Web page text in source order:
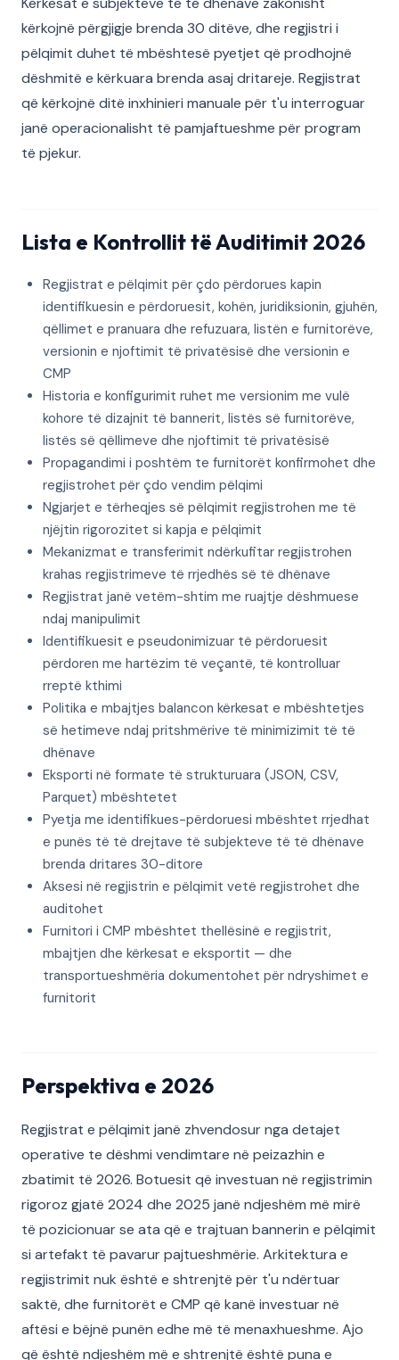
kërkojnë përgjigje brenda 30 ditëve, dhe regjistri i
pëlqimit duhet të mbështesë pyetjet që prodhojnë
dëshmitë e kërkuara brenda asaj dritareje. Regjistrat
që kërkojnë ditë inxhinieri manuale për t'u interroguar
janë operacionalisht të pamjaftueshme për program
të pjekur.
Lista e Kontrollit të Auditimit 2026
Regjistrat e pëlqimit për çdo përdorues kapin
identifikuesin e përdoruesit, kohën, juridiksionin, gjuhën,
qëllimet e pranuara dhe refuzuara, listën e furnitorëve,
versionin e njoftimit të privatësisë dhe versionin e
CMP
Historia e konfigurimit ruhet me versionim me vulë
kohore të dizajnit të bannerit, listës së furnitorëve,
listës së qëllimeve dhe njoftimit të privatësisë
Propagandimi i poshtëm te furnitorët konfirmohet dhe
regjistrohet për çdo vendim pëlqimi
Ngjarjet e tërheqjes së pëlqimit regjistrohen me të
njëjtin rigorozitet si kapja e pëlqimit
Mekanizmat e transferimit ndërkufitar regjistrohen
krahas regjistrimeve të rrjedhës së të dhënave
Regjistrat janë vetëm-shtim me ruajtje dëshmuese
ndaj manipulimit
Identifikuesit e pseudonimizuar të përdoruesit
përdoren me hartëzim të veçantë, të kontrolluar
rreptë kthimi
Politika e mbajtjes balancon kërkesat e mbështetjes
së hetimeve ndaj pritshmërive të minimizimit të të
dhënave
Eksporti në formate të strukturuara (JSON, CSV,
Parquet) mbështetet
Pyetja me identifikues-përdoruesi mbështet rrjedhat
e punës të të drejtave të subjekteve të të dhënave
brenda dritares 30-ditore
Aksesi në regjistrin e pëlqimit vetë regjistrohet dhe
auditohet
Furnitori i CMP mbështet thellësinë e regjistrit,
mbajtjen dhe kërkesat e eksportit — dhe
transportueshmëria dokumentohet për ndryshimet e
furnitorit
Perspektiva e 2026
Regjistrat e pëlqimit janë zhvendosur nga detajet
operative te dëshmi vendimtare në peizazhin e
zbatimit të 2026. Botuesit që investuan në regjistrimin
rigoroz gjatë 2024 dhe 2025 janë ndjeshëm më mirë
të pozicionuar se ata që e trajtuan bannerin e pëlqimit
si artefakt të pavarur pajtueshmërie. Arkitektura e
regjistrimit nuk është e shtrenjtë për t'u ndërtuar
saktë, dhe furnitorët e CMP që kanë investuar në
aftësi e bëjnë punën edhe më të menaxhueshme. Ajo
që është ndjeshëm më e shtrenjtë është puna e